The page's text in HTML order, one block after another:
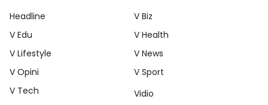
Headline
V Biz
V Edu
V Health
V Lifestyle
V News
V Opini
V Sport
V Tech
Vidio